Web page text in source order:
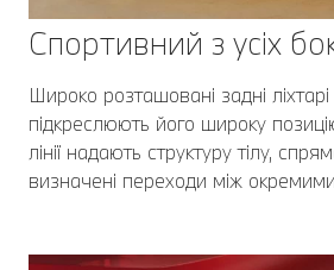
Спортивний з усіх
Широко розташовані задні
підкреслюють його широку
лінії надають структуру тілу,
визначені переходи між